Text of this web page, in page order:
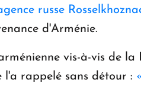
russe
d'Arménie.
vis-à-vis de la
l'a rappelé sans détour :